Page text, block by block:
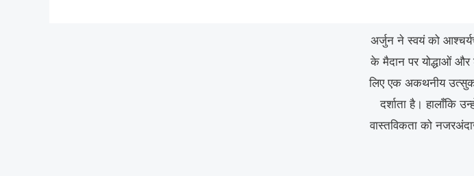
अर्जुन ने स्वयं को
के मैदान पर योद्धाओं और
लिए एक अकथनीय
दर्शाता है। हालाँकि
वास्तविकता को